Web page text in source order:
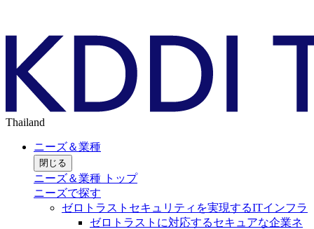
Thailand
ニーズ＆業種
閉じる
ニーズ＆業種 トップ
ニーズで探す
ゼロトラストセキュリティを実現するITインフラ
ゼロトラストに対応するセキュアな企業ネ